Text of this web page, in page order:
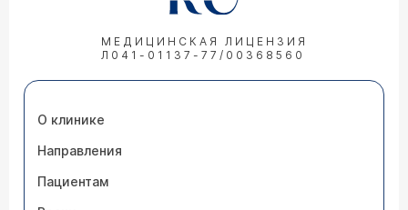
МЕДИЦИНСКАЯ ЛИЦЕНЗИЯ
Л041-01137-77/00368560
О клинике
Направления
Пациентам